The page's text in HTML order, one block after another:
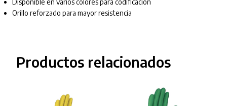
Orillo reforzado para mayor resistencia
Productos relacionados